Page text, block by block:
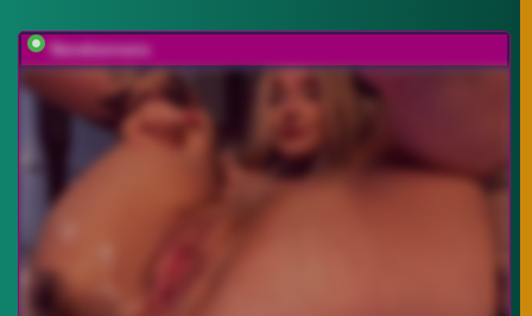
Nanabannana